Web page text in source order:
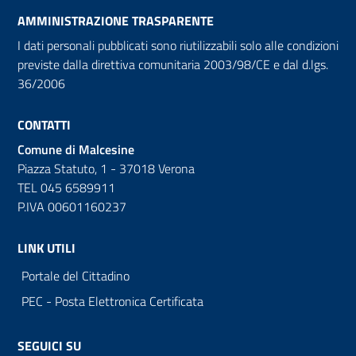
AMMINISTRAZIONE TRASPARENTE
I dati personali pubblicati sono riutilizzabili solo alle condizioni
previste dalla direttiva comunitaria 2003/98/CE e dal d.lgs.
36/2006
CONTATTI
Comune di Malcesine
Piazza Statuto, 1 - 37018 Verona
TEL 045 6589911
P.IVA 00601160237
LINK UTILI
Portale del Cittadino
PEC - Posta Elettronica Certificata
SEGUICI SU